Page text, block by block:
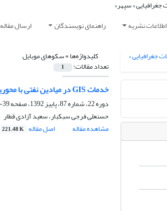
اطلاعات نشریه راهنمای نویسندگان ارسال مقاله
کلیدواژه‌ها =سکوهای موبایل
تعداد مقالات: 1
خدمات GIS در میادین نفتی با محوریت سکوهای موبایل
دوره 22، شماره 87، پاییز 1392، صفحه
39-42
حسنعلی فرجی سبکبار، سعید آزادی قطار
مشاهده مقاله
اصل مقاله 221.48 K